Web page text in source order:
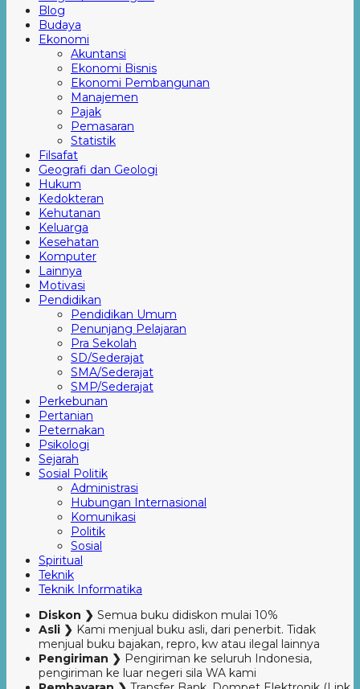
Blog
Budaya
Ekonomi
Akuntansi
Ekonomi Bisnis
Ekonomi Pembangunan
Manajemen
Pajak
Pemasaran
Statistik
Filsafat
Geografi dan Geologi
Hukum
Kedokteran
Kehutanan
Keluarga
Kesehatan
Komputer
Lainnya
Motivasi
Pendidikan
Pendidikan Umum
Penunjang Pelajaran
Pra Sekolah
SD/Sederajat
SMA/Sederajat
SMP/Sederajat
Perkebunan
Pertanian
Peternakan
Psikologi
Sejarah
Sosial Politik
Administrasi
Hubungan Internasional
Komunikasi
Politik
Sosial
Spiritual
Teknik
Teknik Informatika
Diskon ❯ Semua buku didiskon mulai 10%
Asli ❯ Kami menjual buku asli, dari penerbit. Tidak
menjual buku bajakan, repro, kw atau ilegal lainnya
Pengiriman ❯ Pengiriman ke seluruh Indonesia,
pengiriman ke luar negeri sila WA kami